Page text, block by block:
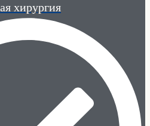
хирургия